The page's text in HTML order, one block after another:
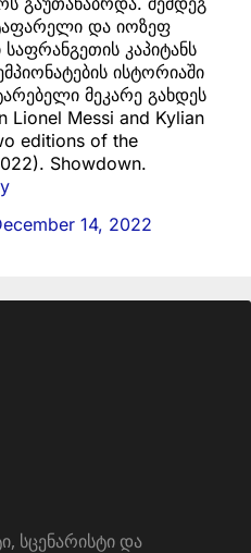
და იოზეფ
კაპიტანს
ისტორიაში
მეკარე გახდეს
Lionel Messi and Kylian
editions of the
Showdown.
14, 2022
სცენარისტი და